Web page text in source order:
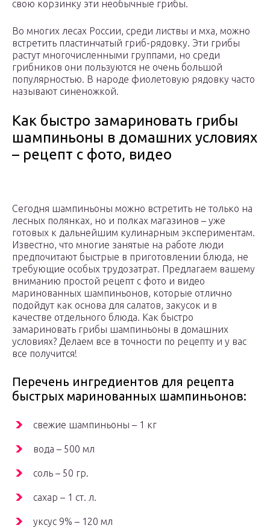
свою корзинку эти необычные грибы.
Во многих лесах России, среди листвы и мха, можно
встретить пластинчатый гриб-рядовку. Эти грибы
растут многочисленными группами, но среди
грибников они пользуются не очень большой
популярностью. В народе фиолетовую рядовку часто
называют синеножкой.
Как быстро замариновать грибы
шампиньоны в домашних условиях
– рецепт с фото, видео
Сегодня шампиньоны можно встретить не только на
лесных полянках, но и полках магазинов – уже
готовых к дальнейшим кулинарным экспериментам.
Известно, что многие занятые на работе люди
предпочитают быстрые в приготовлении блюда, не
требующие особых трудозатрат. Предлагаем вашему
вниманию простой рецепт с фото и видео
маринованных шампиньонов, которые отлично
подойдут как основа для салатов, закусок и в
качестве отдельного блюда. Как быстро
замариновать грибы шампиньоны в домашних
условиях? Делаем все в точности по рецепту и у вас
все получится!
Перечень ингредиентов для рецепта
быстрых маринованных шампиньонов:
свежие шампиньоны – 1 кг
вода – 500 мл
соль – 50 гр.
сахар – 1 ст. л.
уксус 9% – 120 мл